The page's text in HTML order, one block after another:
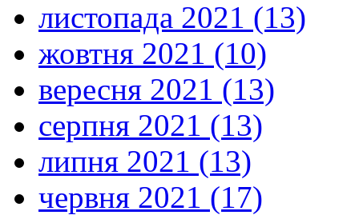
листопада 2021 (13)
жовтня 2021 (10)
вересня 2021 (13)
серпня 2021 (13)
липня 2021 (13)
червня 2021 (17)